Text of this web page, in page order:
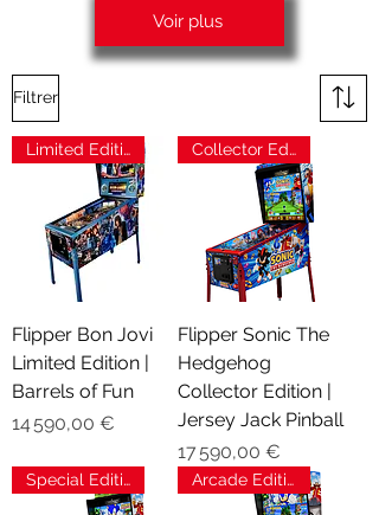
Voir plus
Filtrer
Limited Edition
Flipper Bon Jovi
Limited Edition |
Barrels of Fun
Prix
14 590,00 €
Collector Edition
Flipper Sonic The
Hedgehog
Collector Edition |
Jersey Jack Pinball
Prix
17 590,00 €
Special Edition Arcade Edition